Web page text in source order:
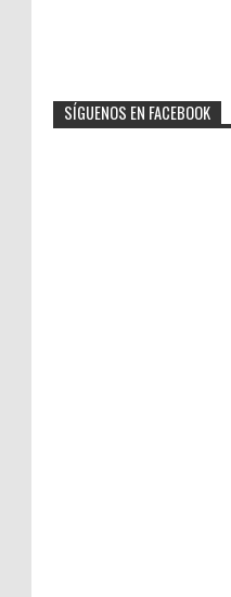
SÍGUENOS EN FACEBOOK